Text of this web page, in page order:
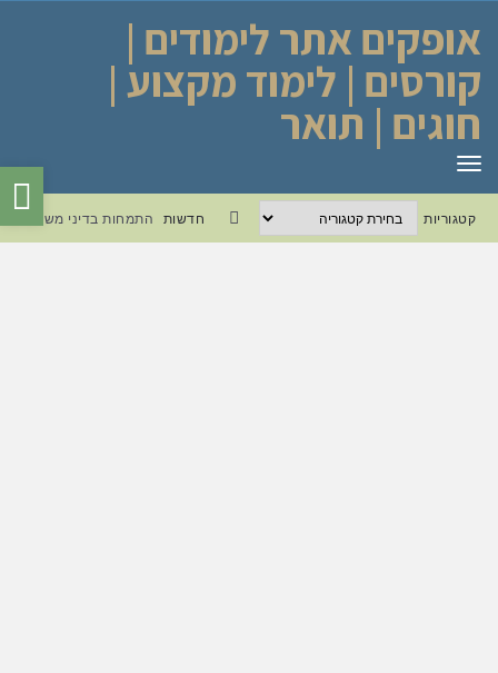
אופקים אתר לימודים |
קורסים | לימוד מקצוע |
חוגים | תואר
תפריט
קטגוריות
קטגוריות
Facebook
חדשות התמחות בדיני משפחה